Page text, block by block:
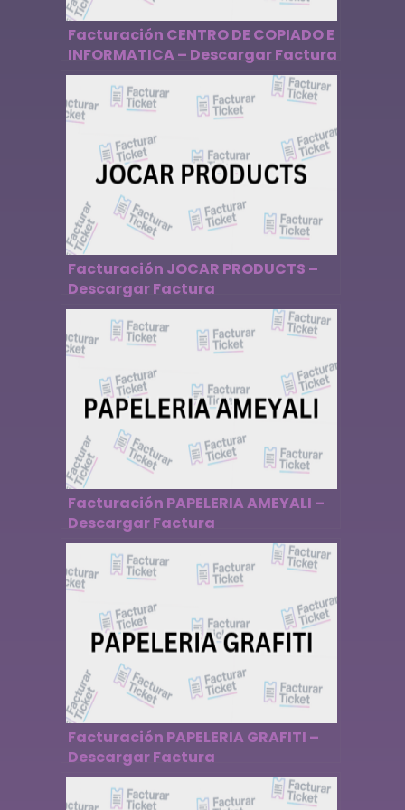
Facturación CENTRO DE COPIADO E
INFORMATICA – Descargar Factura
Facturación JOCAR PRODUCTS –
Descargar Factura
Facturación PAPELERIA AMEYALI –
Descargar Factura
Facturación PAPELERIA GRAFITI –
Descargar Factura